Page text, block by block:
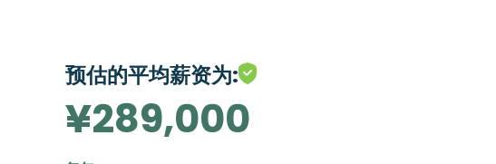
预估的平均薪资为:
¥289,000